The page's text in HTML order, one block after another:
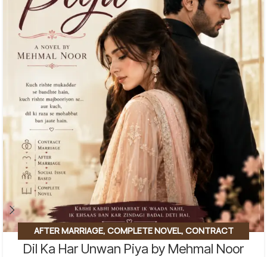
AFTER MARRIAGE, COMPLETE NOVEL, CONTRACT
MARRIAGE,EMOTIONAL FICTION ,SOCIAL ENGINEERING,
Dil Ka Har Unwan Piya by Mehmal Noor